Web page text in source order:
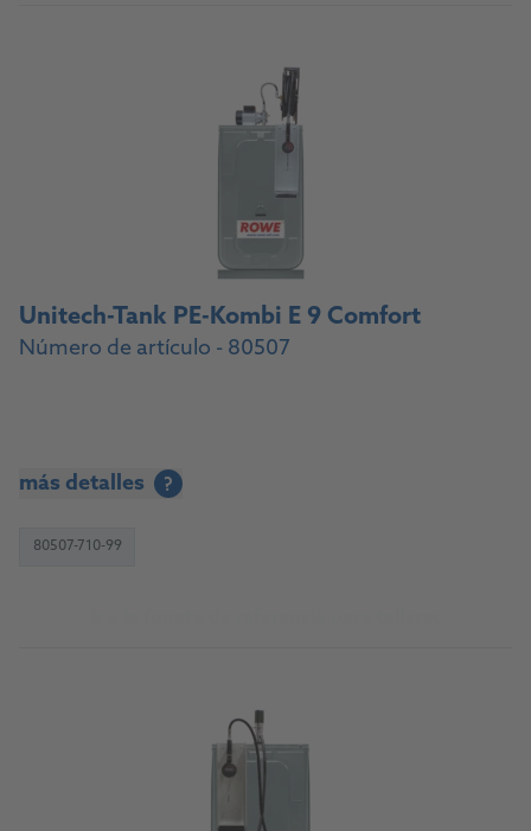
Unitech-Tank PE-Kombi E 9 Comfort
Número de artículo - 80507
más detalles ?
80507-710-99